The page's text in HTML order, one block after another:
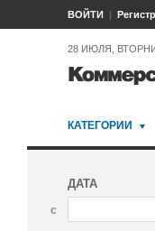
ВОЙТИ
28 ИЮЛЯ,
КАТЕГОРИИ
ДАТА
с